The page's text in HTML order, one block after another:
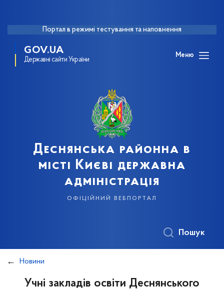
Портал в режимі тестування та наповнення
GOV.UA
Державні сайти України
Меню
Деснянська районна в
місті Києві державна
адміністрація
офіційний вебпортал
Пошук
Новини
Учні закладів освіти Деснянського